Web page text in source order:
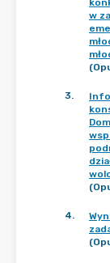
w
3.
4.